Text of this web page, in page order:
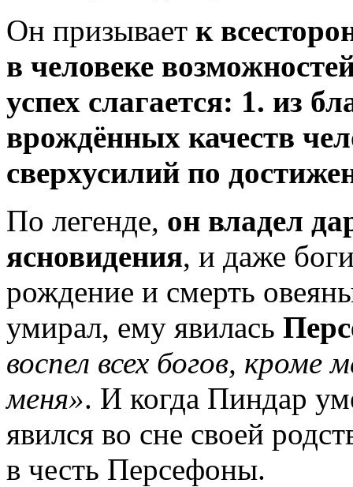
Он призывает к
в человеке
успех слагается: 1. из
врождённых качеств
сверхусилий по
По легенде, он владел
ясновидения, и даже
рождение и смерть
умирал, ему явилась
воспел всех богов, кроме
меня». И когда Пиндар
явился во сне своей
в честь Персефоны.